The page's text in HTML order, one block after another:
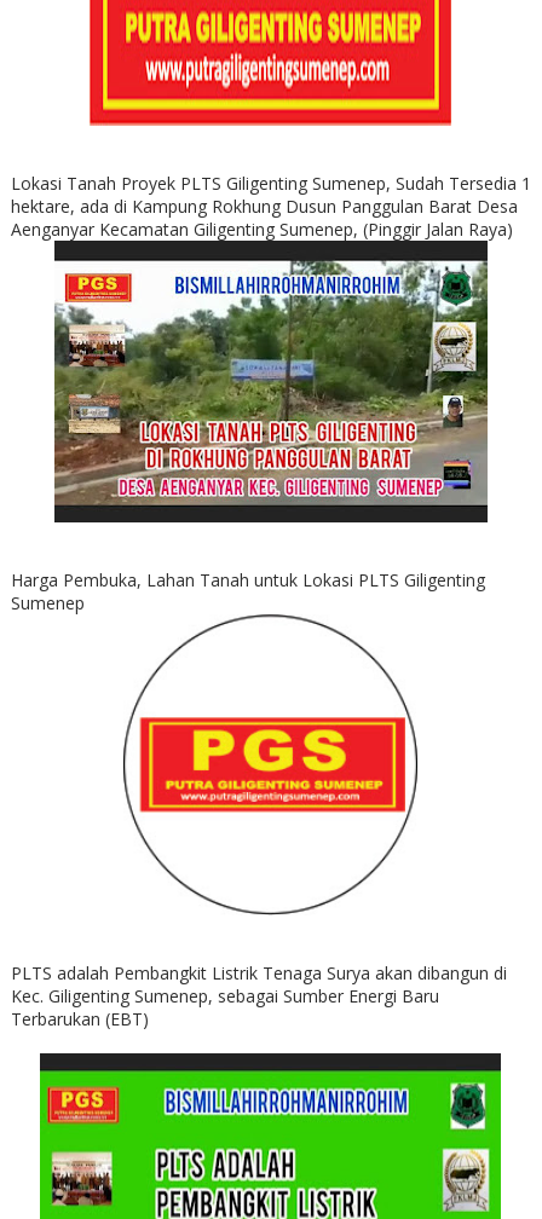
Lokasi Tanah Proyek PLTS Giligenting Sumenep, Sudah Tersedia 1
hektare, ada di Kampung Rokhung Dusun Panggulan Barat Desa
Aenganyar Kecamatan Giligenting Sumenep, (Pinggir Jalan Raya)
Harga Pembuka, Lahan Tanah untuk Lokasi PLTS Giligenting
Sumenep
PLTS adalah Pembangkit Listrik Tenaga Surya akan dibangun di
Kec. Giligenting Sumenep, sebagai Sumber Energi Baru
Terbarukan (EBT)